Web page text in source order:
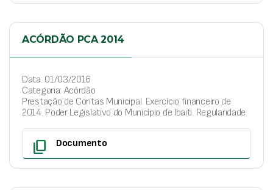
ACÓRDÃO PCA 2014
Data: 01/03/2016
Categoria: Acórdão
Prestação de Contas Municipal. Exercício financeiro de
2014. Poder Legislativo do Município de Ibaiti. Regularidade.
content_copy Documento